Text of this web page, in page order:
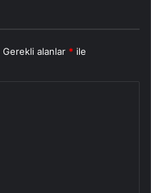
Gerekli alanlar * ile